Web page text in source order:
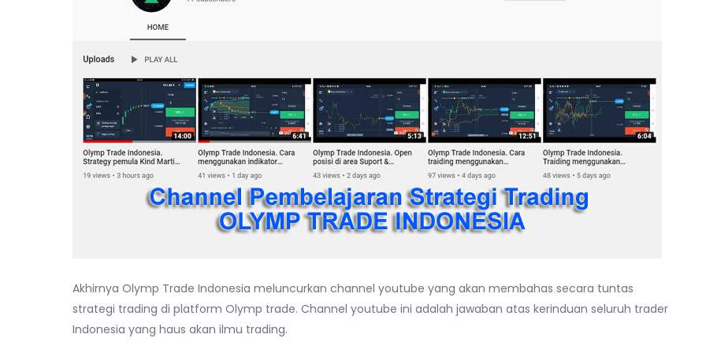
Akhirnya Olymp Trade Indonesia meluncurkan channel youtube yang akan membahas secara tuntas
strategi trading di platform Olymp trade. Channel youtube ini adalah jawaban atas kerinduan seluruh trader
Indonesia yang haus akan ilmu trading.